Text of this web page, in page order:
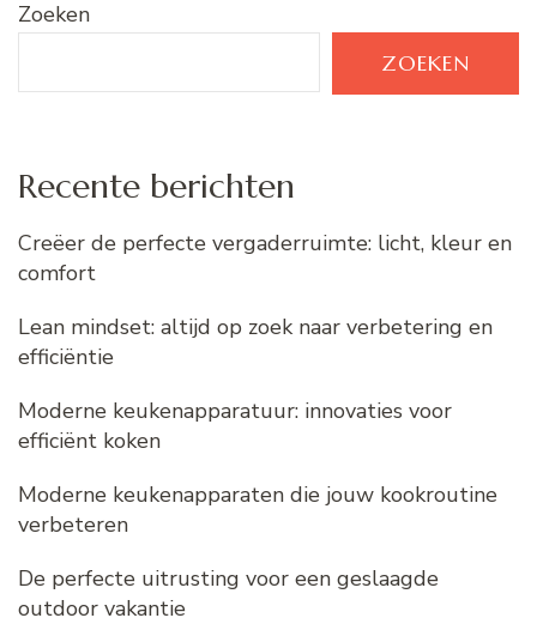
Zoeken
ZOEKEN
Recente berichten
Creëer de perfecte vergaderruimte: licht, kleur en
comfort
Lean mindset: altijd op zoek naar verbetering en
efficiëntie
Moderne keukenapparatuur: innovaties voor
efficiënt koken
Moderne keukenapparaten die jouw kookroutine
verbeteren
De perfecte uitrusting voor een geslaagde
outdoor vakantie